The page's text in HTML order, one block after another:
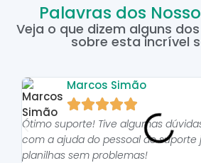
Palavras dos
Veja o que dizem alguns
sobre esta incrível
Marcos Simão

Ótimo suporte! Tive algumas
com a ajuda do pessoal do suporte
planilhas sem problemas!